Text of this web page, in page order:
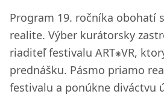
Program 19. ročníka obohatí
realite. Výber kurátorsky
riaditeľ festivalu ART⁕VR,
prednášku. Pásmo priamo
festivalu a ponúkne diváctvu